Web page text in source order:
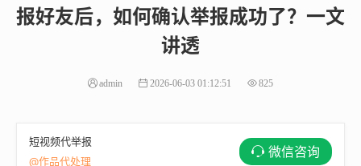
报好友后，如何确认举报成功了？一文
讲透
admin 2026-06-03 01:12:51 825
短视频代举报
@作品代处理
微信咨询